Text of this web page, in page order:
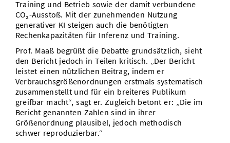
Training und Betrieb sowie der damit verbundene
CO₂-Ausstoß. Mit der zunehmenden Nutzung
generativer KI steigen auch die benötigten
Rechenkapazitäten für Inferenz und Training.
Prof. Maaß begrüßt die Debatte grundsätzlich, sieht
den Bericht jedoch in Teilen kritisch. „Der Bericht
leistet einen nützlichen Beitrag, indem er
Verbrauchsgrößenordnungen erstmals systematisch
zusammenstellt und für ein breiteres Publikum
greifbar macht“, sagt er. Zugleich betont er: „Die im
Bericht genannten Zahlen sind in ihrer
Größenordnung plausibel, jedoch methodisch
schwer reproduzierbar.“